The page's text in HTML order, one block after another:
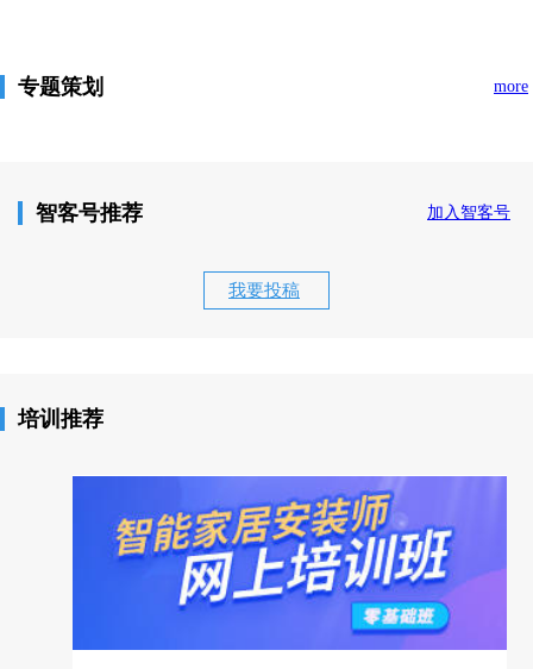
专题策划 more
智客号推荐 加入智客号
我要投稿
培训推荐